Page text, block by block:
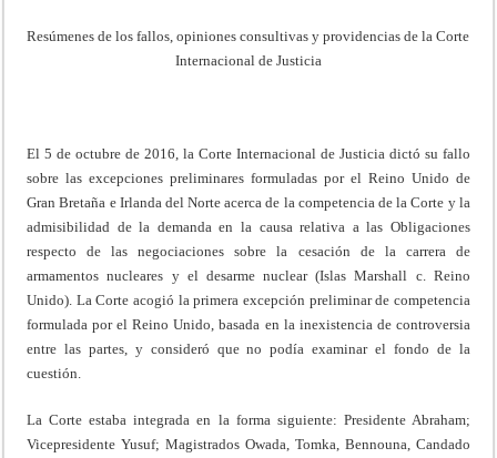
Resúmenes de los fallos, opiniones consultivas y providencias de la Corte
Internacional de Justicia
El 5 de octubre de 2016, la Corte Internacional de Justicia dictó su fallo
sobre las excepciones preliminares formuladas por el Reino Unido de
Gran Bretaña e Irlanda del Norte acerca de la competencia de la Corte y la
admisibilidad de la demanda en la causa relativa a las Obligaciones
respecto de las negociaciones sobre la cesación de la carrera de
armamentos nucleares y el desarme nuclear (Islas Marshall c. Reino
Unido). La Corte acogió la primera excepción preliminar de competencia
formulada por el Reino Unido, basada en la inexistencia de controversia
entre las partes, y consideró que no podía examinar el fondo de la
cuestión.
La Corte estaba integrada en la forma siguiente: Presidente Abraham;
Vicepresidente Yusuf; Magistrados Owada, Tomka, Bennouna, Candado